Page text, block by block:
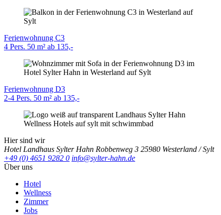
Ferienwohnung C3
4 Pers. 50 m² ab 135,-
Ferienwohnung D3
2-4 Pers. 50 m² ab 135,-
Hier sind wir
Hotel Landhaus Sylter Hahn Robbenweg 3 25980 Westerland / Sylt
+49 (0) 4651 9282 0 info@sylter-hahn.de
Über uns
Hotel
Wellness
Zimmer
Jobs